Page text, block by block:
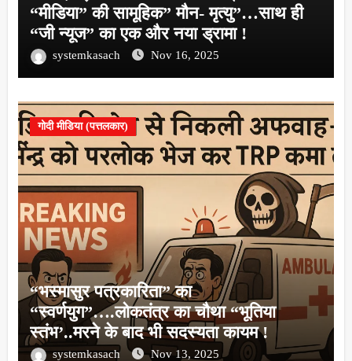
“मीडिया” की सामूहिक” मौन- मृत्यु”…साथ ही
“जी न्यूज” का एक और नया ड्रामा !
systemkasach Nov 16, 2025
गोदी मीडिया (पत्तलकार)
“भस्मासुर पत्रकारिता” का
“स्वर्णयुग”….लोकतंत्र का चौथा “भूतिया
स्तंभ’..मरने के बाद भी सदस्यता कायम !
systemkasach Nov 13, 2025